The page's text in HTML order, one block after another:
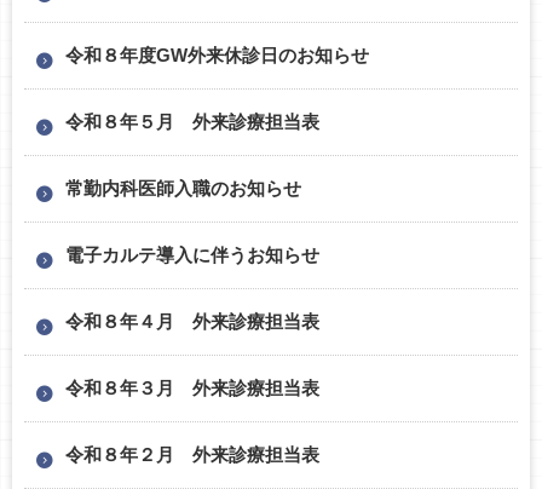
令和８年度GW外来休診日のお知らせ
令和８年５月 外来診療担当表
常勤内科医師入職のお知らせ
電子カルテ導入に伴うお知らせ
令和８年４月 外来診療担当表
令和８年３月 外来診療担当表
令和８年２月 外来診療担当表